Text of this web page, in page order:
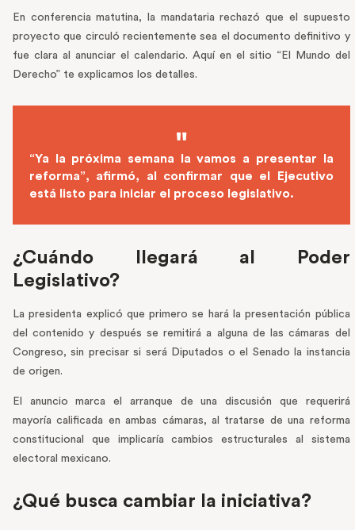
En conferencia matutina, la mandataria rechazó que el supuesto
proyecto que circuló recientemente sea el documento definitivo y
fue clara al anunciar el calendario. Aquí en el sitio “El Mundo del
Derecho” te explicamos los detalles.
“Ya la próxima semana la vamos a presentar la
reforma”, afirmó, al confirmar que el Ejecutivo
está listo para iniciar el proceso legislativo.
¿Cuándo llegará al Poder
Legislativo?
La presidenta explicó que primero se hará la presentación pública
del contenido y después se remitirá a alguna de las cámaras del
Congreso, sin precisar si será Diputados o el Senado la instancia
de origen.
El anuncio marca el arranque de una discusión que requerirá
mayoría calificada en ambas cámaras, al tratarse de una reforma
constitucional que implicaría cambios estructurales al sistema
electoral mexicano.
¿Qué busca cambiar la iniciativa?